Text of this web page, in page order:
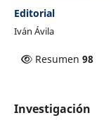
Editorial
Iván Ávila
Resumen 98
Investigación